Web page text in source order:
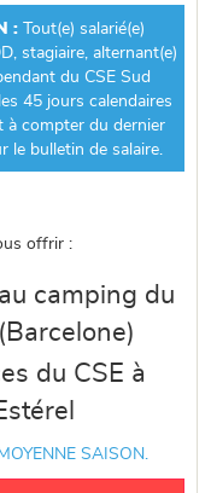
:
Tout(e) salarié(e)
stagiaire, alternant(e)
du CSE Sud
45 jours calendaires
à compter du dernier
le bulletin de salaire.
offrir :
au camping du
du CSE à
SAISON.